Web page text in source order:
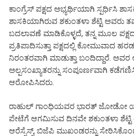
ಕಾಂಗ್ರೆಸ್ ಪಕ್ಷದ ಅಭ್ಯರ್ಥಿಯಾಗಿ ಸ್ಪರ್ಧಿಸಿ
ಶಾಸಕಿಯಾಗಿರುವ ಶಕುಂತಳಾ ಶೆಟ್ಟಿ ಅವರು
ಬದಲಾವಣೆ ಮಾಡಿಕೊಳ್ಳದೆ, ತನ್ನ ಮೂಲ ಪಕ್ಷದ
ಪ್ರತಿಪಾದಿಸುತ್ತಾ ಪಕ್ಷದಲ್ಲಿ ಕೋಮುವಾದ
ನಿರಂತರವಾಗಿ ಮಾಡುತ್ತಾ ಬಂದಿದ್ದಾರೆ.
ಅಲ್ಪಸಂಖ್ಯಾತರನ್ನು ಸಂಪೂರ್ಣವಾಗಿ
ಆರೋಪಿಸಿದರು.
ರಾಹುಲ್ ಗಾಂಧಿಯವರ ಭಾರತ್ ಜೋಡೋ
ಪೇಟೆಗೆ ಆಗಮಿಸುವ ದಿನವೇ ಶಕುಂತಳಾ ಶೆಟ್ಟಿ
ಆರೆಸ್ಸೆಸ್ಸ್, ಬಿಜೆಪಿ ಮುಖಂಡರನ್ನು